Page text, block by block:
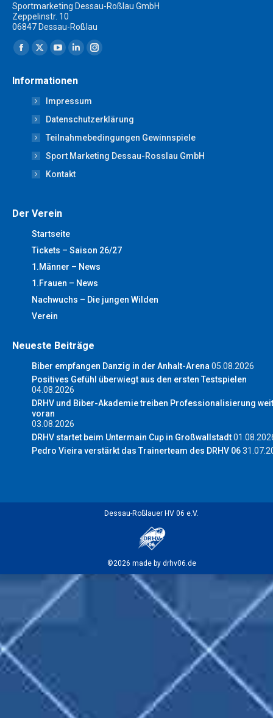
Sportmarketing Dessau-Roßlau GmbH
Zeppelinstr. 10
06847 Dessau-Roßlau
Finden Sie uns auf:
Facebook
opens
new
window
X
opens
in
new
window
YouTube
opens
in
new
window
Linkedin
opens
in
new
window
Instagram
new
window
Informationen
Impressum
Datenschutzerklärung
Teilnahmebedingungen Gewinnspiele
Sport Marketing Dessau-Rosslau GmbH
Kontakt
Der Verein
Startseite
Tickets – Saison 26/27
1.Männer – News
1.Frauen – News
Nachwuchs – Die jungen Wilden
Verein
Neueste Beiträge
Biber empfangen Danzig in der Anhalt-Arena 05.08.2026
Positives Gefühl überwiegt aus den ersten Testspielen
04.08.2026
DRHV und Biber-Akademie treiben Professionalisierung
voran
03.08.2026
DRHV startet beim Untermain Cup in Großwallstadt
Pedro Vieira verstärkt das Trainerteam des DRHV 06
Dessau-Roßlauer HV 06 e.V.
©2026 made by drhv06.de